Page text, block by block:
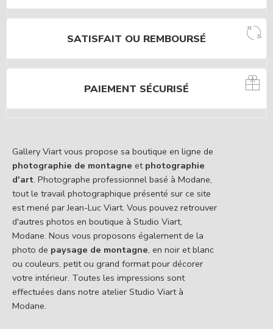
SATISFAIT OU REMBOURSÉ
PAIEMENT SÉCURISÉ
Gallery Viart vous propose sa boutique en ligne de
photographie de montagne et photographie
d'art. Photographe professionnel basé à Modane,
tout le travail photographique présenté sur ce site
est mené par Jean-Luc Viart. Vous pouvez retrouver
d'autres photos en boutique à Studio Viart,
Modane. Nous vous proposons également de la
photo de paysage de montagne, en noir et blanc
ou couleurs, petit ou grand format pour décorer
votre intérieur. Toutes les impressions sont
effectuées dans notre atelier Studio Viart à
Modane.